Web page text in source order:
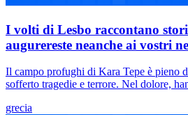
I volti di Lesbo raccontano
augurereste neanche ai vostri
Il campo profughi di Kara Tepe è pieno
sofferto tragedie e terrore. Nel dolore,
grecia